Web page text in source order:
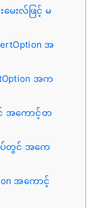
ေးလ်ဖြင့် မ
အ
အက
အကောင့်တ
ပ်တွင် အကေ
အကောင့်